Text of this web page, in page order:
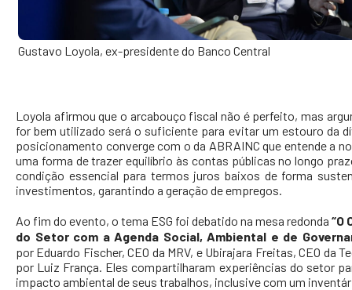
Gustavo Loyola, ex-presidente do Banco Central
Loyola afirmou que o arcabouço fiscal não é perfeito, mas
for bem utilizado será o suficiente para evitar um estouro da
posicionamento converge com o da ABRAINC que entende a
uma forma de trazer equilíbrio às contas públicas no longo
condição essencial para termos juros baixos de forma
investimentos, garantindo a geração de empregos.
Ao fim do evento, o tema ESG foi debatido na mesa redonda “O
do Setor com a Agenda Social, Ambiental e de
por Eduardo Fischer, CEO da MRV, e Ubirajara Freitas, CEO da
por Luiz França. Eles compartilharam experiências do setor
impacto ambiental de seus trabalhos, inclusive com um